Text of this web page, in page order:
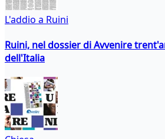
L'addio a Ruini
Ruini, nel dossier di Avvenire
dell'Italia